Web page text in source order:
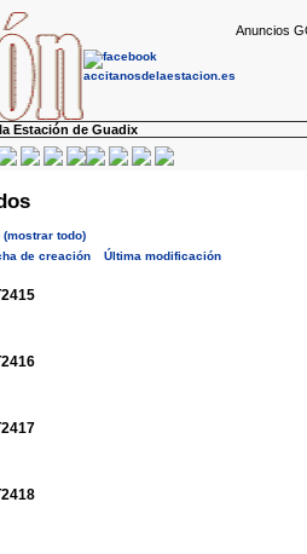
Anuncios
Estación de Guadix
(mostrar todo)
de creación Última modificación